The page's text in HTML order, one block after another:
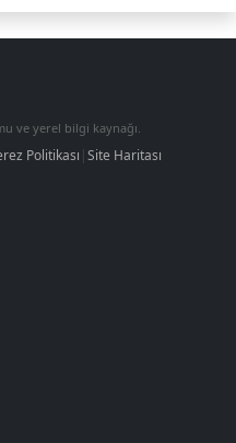
ve yerel bilgi kaynağı.
Politikası |Site Haritası